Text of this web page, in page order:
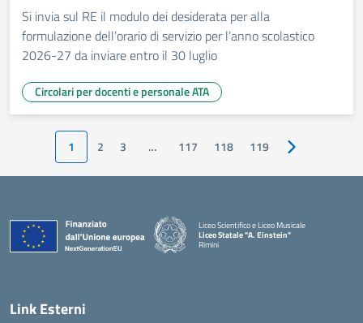
Si invia sul RE il modulo dei desiderata per alla
formulazione dell’orario di servizio per l’anno scolastico
2026-27 da inviare entro il 30 luglio
Circolari per docenti e personale ATA
1 2 3 … 117 118 119 Pagina
Liceo Scientifico e Liceo Musicale
Liceo Statale "A. Einstein"
Rimini
Link Esterni